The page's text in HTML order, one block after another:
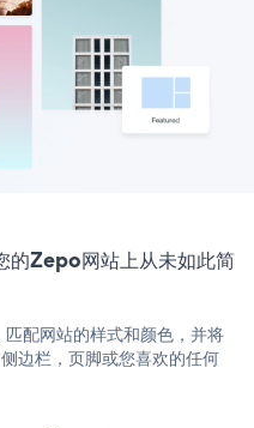
Zepo网站上从未如此简
配网站的样式和颜色，并将
边栏，页脚或您喜欢的任何